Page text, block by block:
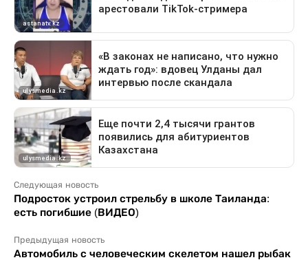
Следующая новость
Подросток устроил стрельбу в школе Таиланда:
есть погибшие (ВИДЕО)
Предыдущая новость
Автомобиль с человеческим скелетом нашел рыбак